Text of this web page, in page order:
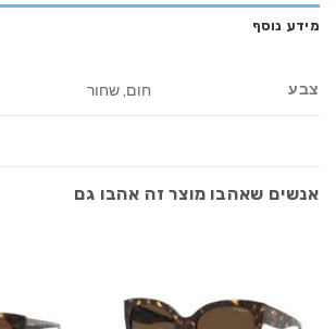
מידע נוסף
צבע חום, שחור
אנשים שאהבו מוצר זה אהבו גם